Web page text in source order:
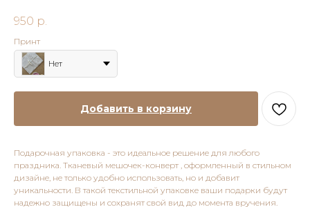
950 р.
Принт
Нет
Добавить в корзину
Подарочная упаковка - это идеальное решение для любого
праздника. Тканевый мешочек-конверт , оформленный в стильном
дизайне, не только удобно использовать, но и добавит
уникальности. В такой текстильной упаковке ваши подарки будут
надежно защищены и сохранят свой вид до момента вручения.